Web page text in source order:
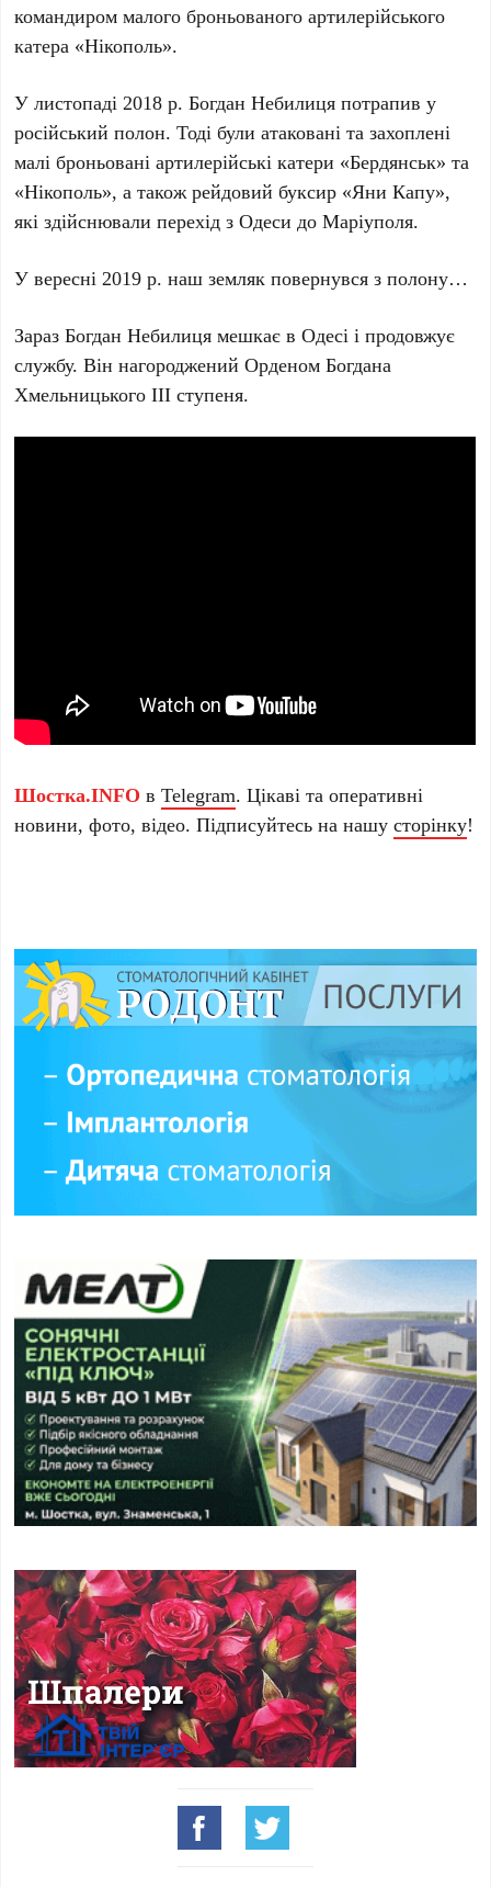
командиром малого броньованого артилерійського
катера «Нікополь».
У листопаді 2018 р. Богдан Небилиця потрапив у
російський полон. Тоді були атаковані та захоплені
малі броньовані артилерійські катери «Бердянськ» та
«Нікополь», а також рейдовий буксир «Яни Капу»,
які здійснювали перехід з Одеси до Маріуполя.
У вересні 2019 р. наш земляк повернувся з полону…
Зараз Богдан Небилиця мешкає в Одесі і продовжує
службу. Він нагороджений Орденом Богдана
Хмельницького ІІІ ступеня.
Шостка.INFO вTelegram. Цікаві та оперативні
новини, фото, відео. Підписуйтесь на нашусторінку!